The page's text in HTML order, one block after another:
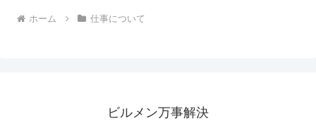
ホーム 仕事について
ビルメン万事解決